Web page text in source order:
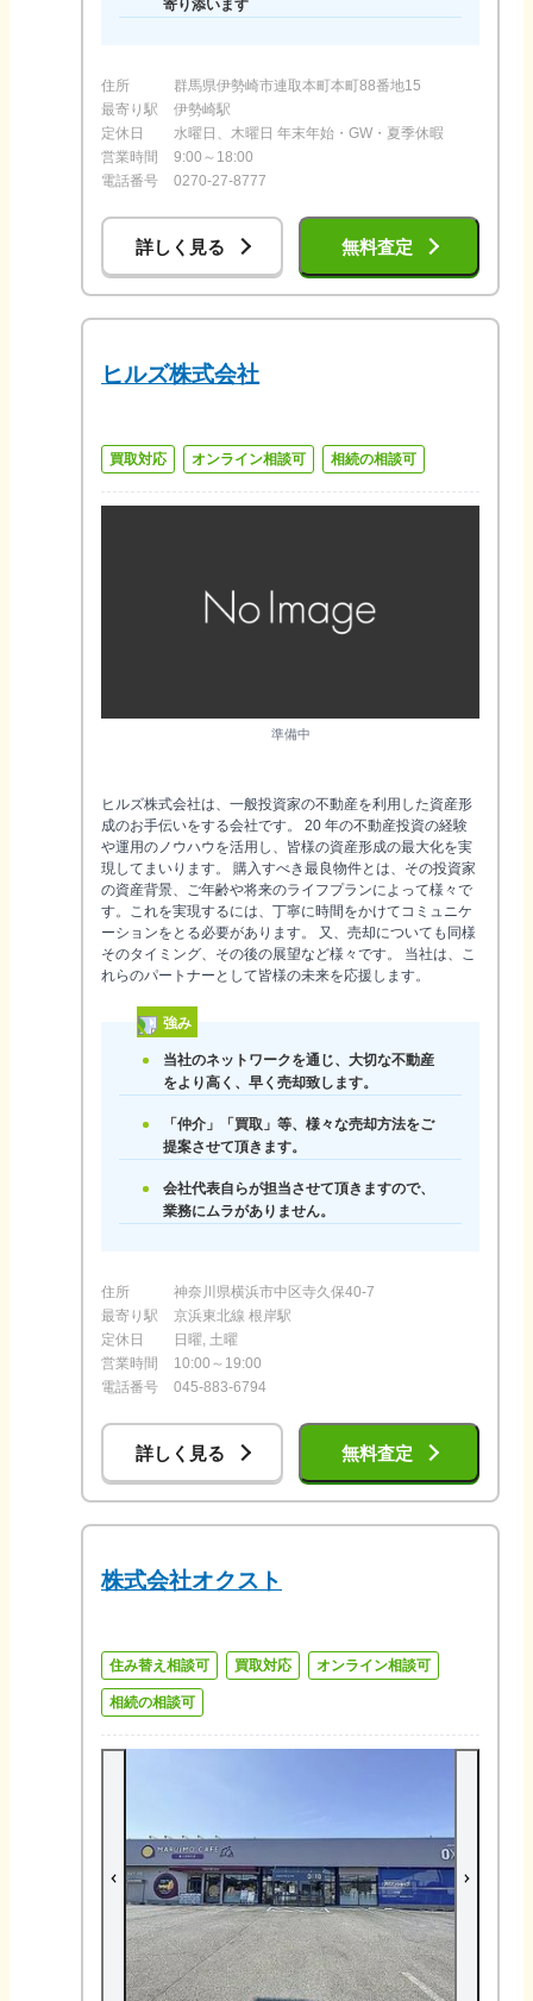
寄り添います
住所
群馬県伊勢崎市連取本町本町88番地15
最寄り駅
伊勢崎駅
定休日
水曜日、木曜日 年末年始・GW・夏季休暇
営業時間
9:00～18:00
電話番号
0270-27-8777
詳しく見る 無料査定
ヒルズ株式会社
買取対応 オンライン相談可 相続の相談可
準備中
ヒルズ株式会社は、一般投資家の不動産を利用した資産形
成のお手伝いをする会社です。 20 年の不動産投資の経験
や運用のノウハウを活用し、皆様の資産形成の最大化を実
現してまいります。 購入すべき最良物件とは、その投資家
の資産背景、ご年齢や将来のライフプランによって様々で
す。これを実現するには、丁寧に時間をかけてコミュニケ
ーションをとる必要があります。 又、売却についても同様
そのタイミング、その後の展望など様々です。 当社は、こ
れらのパートナーとして皆様の未来を応援します。
強み
当社のネットワークを通じ、大切な不動産
をより高く、早く売却致します。
「仲介」「買取」等、様々な売却方法をご
提案させて頂きます。
会社代表自らが担当させて頂きますので、
業務にムラがありません。
住所
神奈川県横浜市中区寺久保40-7
最寄り駅
京浜東北線 根岸駅
定休日
日曜, 土曜
営業時間
10:00～19:00
電話番号
045-883-6794
詳しく見る 無料査定
株式会社オクスト
住み替え相談可 買取対応 オンライン相談可
相続の相談可